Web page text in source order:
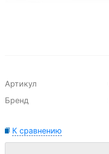
Артикул
Бренд
К сравнению